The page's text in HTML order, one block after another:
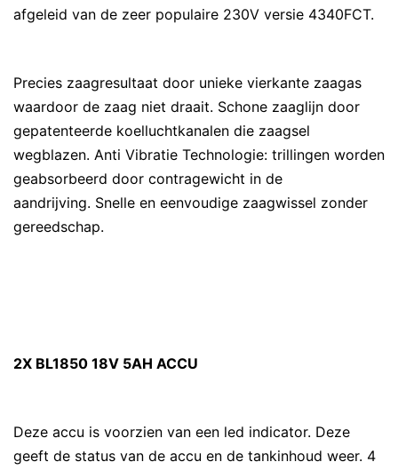
afgeleid van de zeer populaire 230V versie 4340FCT.
Precies zaagresultaat door unieke vierkante zaagas
waardoor de zaag niet draait. Schone zaaglijn door
gepatenteerde koelluchtkanalen die zaagsel
wegblazen. Anti Vibratie Technologie: trillingen worden
geabsorbeerd door contragewicht in de
aandrijving. Snelle en eenvoudige zaagwissel zonder
gereedschap.
2X BL1850 18V 5AH ACCU
Deze accu is voorzien van een led indicator. Deze
geeft de status van de accu en de tankinhoud weer. 4